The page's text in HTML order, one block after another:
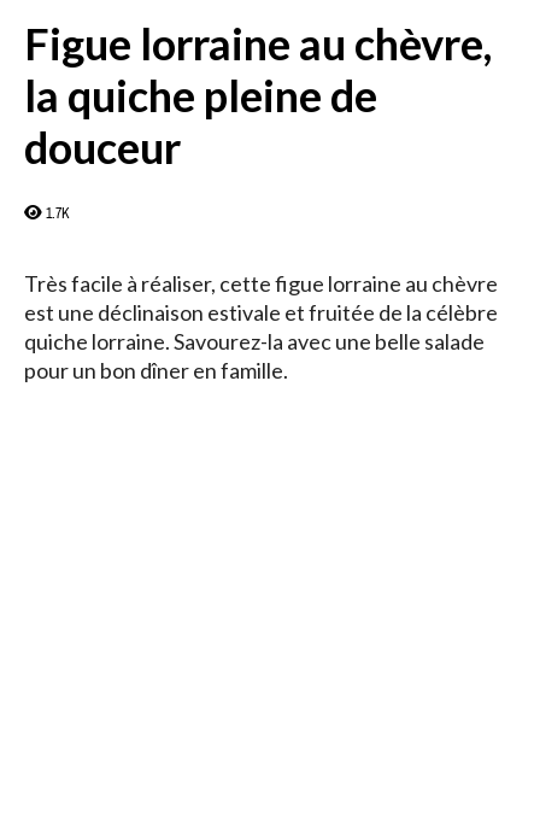
Figue lorraine au chèvre,
la quiche pleine de
douceur
1.7K
Très facile à réaliser, cette figue lorraine au chèvre
est une déclinaison estivale et fruitée de la célèbre
quiche lorraine. Savourez-la avec une belle salade
pour un bon dîner en famille.